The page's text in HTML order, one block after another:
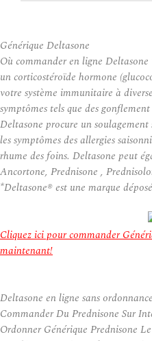
Générique Deltasone
Où commander en ligne
un corticostéroïde hormone
votre système immunitaire à
symptômes tels que des
Deltasone procure un
les symptômes des allergies
rhume des foins. Deltasone peut
Ancortone, Prednisone ,
*Deltasone® est une marque
Cliquez ici pour commander
maintenant!
Deltasone en ligne sans ordonnance
Commander Du Prednisone Sur
Ordonner Générique Prednisone